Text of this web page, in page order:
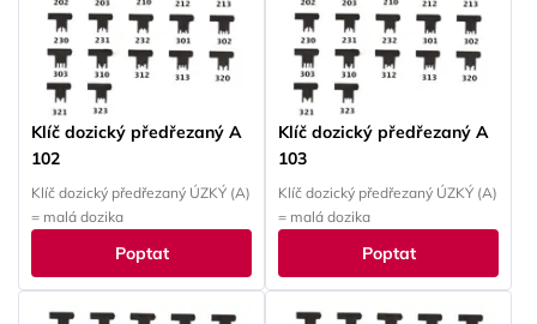
Klíč dozický předřezaný A
102
Klíč dozický předřezaný ÚZKÝ (A)
= malá dozika
Poptat
Klíč dozický předřezaný A
103
Klíč dozický předřezaný ÚZKÝ (A)
= malá dozika
Poptat